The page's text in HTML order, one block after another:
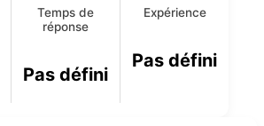
Temps de
réponse
Pas défini
Expérience
Pas défini